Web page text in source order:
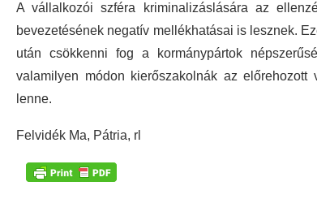
A vállalkozói szféra kriminalizáslására az
bevezetésének negatív mellékhatásai is lesznek.
után csökkenni fog a kormánypártok
valamilyen módon kierőszakolnák az
lenne.
Felvidék Ma, Pátria, rl